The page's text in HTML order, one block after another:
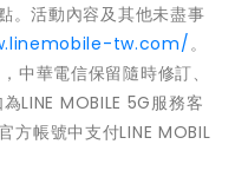
。活動內容及其他未盡事
tw.com/。
中華電信保留隨時修訂、
LINE MOBILE 5G服務客
方帳號中支付LINE MOBIL